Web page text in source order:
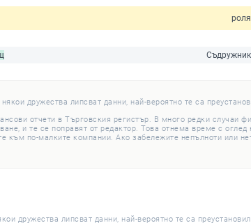
роля
Съдружник
дружества липсват данни, най-вероятно те са
отчети в Търговския регистър. В много редки случаи
и те се поправят от редактор. Това отнема време с оглед
към по-малките компании. Ако забележите непълноти или
дружества липсват данни, най-вероятно те са